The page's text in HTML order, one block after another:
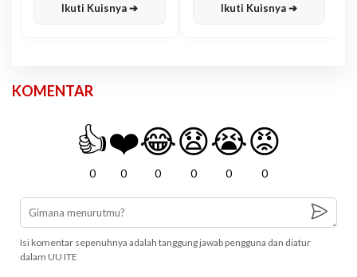
Ikuti Kuisnya ➔ Ikuti Kuisnya ➔
KOMENTAR
👍
0
❤️
0
😂
0
😧
0
😭
0
😡
0
Isi komentar sepenuhnya adalah tanggung jawab pengguna dan diatur
dalam UU ITE